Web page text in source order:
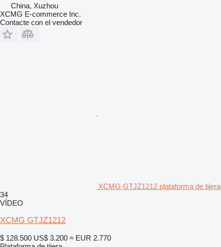
China, Xuzhou
XCMG E-commerce Inc.
Contacte con el vendedor
XCMG GTJZ1212 plataforma de tijera
34
VÍDEO
XCMG GTJZ1212
$ 128.500 US$ 3.200 ≈ EUR 2.770